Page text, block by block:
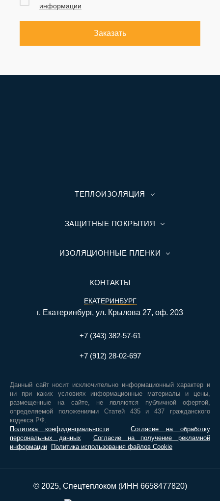
информации
Заказать
ТЕПЛОИЗОЛЯЦИЯ
ЗАЩИТНЫЕ ПОКРЫТИЯ
ИЗОЛЯЦИОННЫЕ ПЛЕНКИ
КОНТАКТЫ
ЕКАТЕРИНБУРГ
г. Екатеринбург, ул. Крылова 27, оф. 203
+7 (343) 382-57-61
+7 (912) 28-02-697
Данный сайт носит исключительно информационный характер и
ни при каких условиях информационные материалы и цены,
размещенные на сайте, не являются публичной офертой,
определяемой положениями Статей 435 и 437 гражданского
кодекса РФ.
Политика конфиденциальности
Согласие на обработку
персональных данных
Согласие на получение рекламной
информации
Политика использования файлов Cookie
© 2025, Спецтеплоком (ИНН 6658477820)